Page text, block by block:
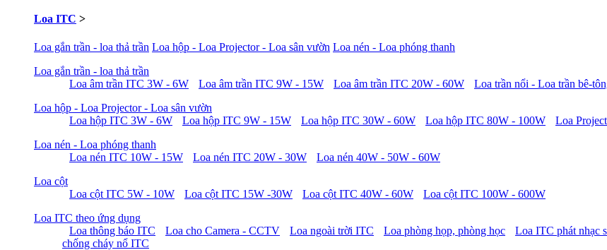
Loa ITC >
Loa gắn trần - loa thả trần Loa hộp - Loa Projector - Loa sân vườn Loa nén - Loa phóng thanh
Loa gắn trần - loa thả trần
Loa âm trần ITC 3W - 6W
Loa âm trần ITC 9W - 15W Loa âm trần ITC 20W - 60W Loa trần nổi - Loa trần bê-
Loa hộp - Loa Projector - Loa sân vườn
Loa hộp ITC 3W - 6W
Loa hộp ITC 9W - 15W Loa hộp ITC 30W - 60W Loa hộp ITC 80W - 100W Loa
Loa nén - Loa phóng thanh
Loa nén ITC 10W - 15W
Loa nén ITC 20W - 30W
Loa nén 40W - 50W - 60W
Loa cột
Loa cột ITC 5W - 10W
Loa cột ITC 15W -30W Loa cột ITC 40W - 60W
Loa cột ITC 100W - 600W
Loa ITC theo ứng dụng
Loa thông báo ITC
Loa cho Camera - CCTV Loa ngoài trời ITC Loa phòng họp, phòng học Loa ITC phát nhạc
chống cháy nổ ITC